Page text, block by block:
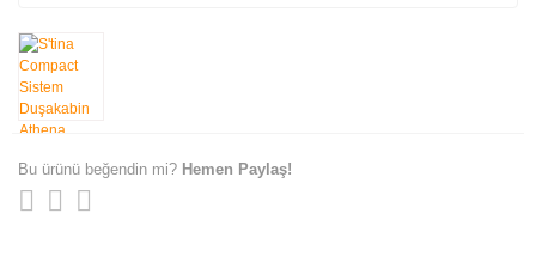
Bu ürünü beğendin mi? Hemen Paylaş!